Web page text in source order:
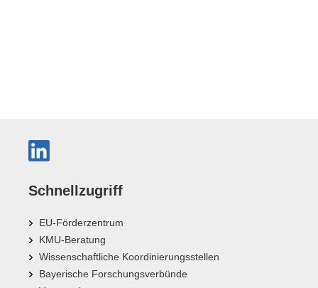
Schnellzugriff
EU-Förderzentrum
KMU-Beratung
Wissenschaftliche Koordinierungsstellen
Bayerische Forschungsverbünde